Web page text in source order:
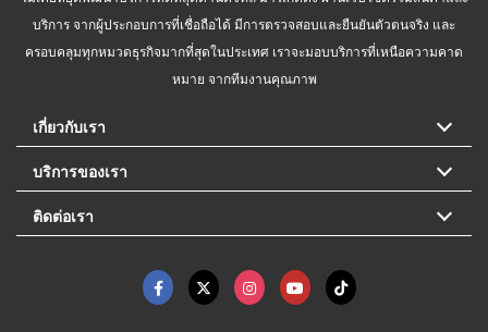
บริการ จากผู้ประกอบการที่เชื่อถือได้ มีการตรวจสอบและยืนยันตัวตนจริง และ
ครอบคลุมทุกหมวดธุรกิจมากที่สุดในประเทศ เราจะมอบบริการที่เหนือความคาด
หมาย จากทีมงานคุณภาพ
เกี่ยวกับเรา
บริการของเรา
ติดต่อเรา